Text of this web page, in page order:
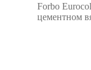
Forbo
цементном